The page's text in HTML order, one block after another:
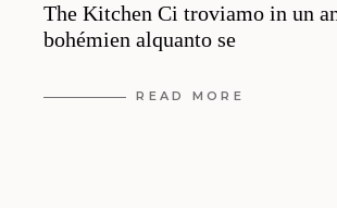
The Kitchen Ci troviamo in un
bohémien alquanto se
READ MORE